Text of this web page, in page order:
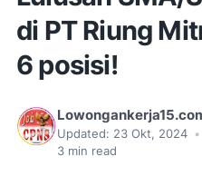
di PT Riung
6 posisi!
Updated: 23 Okt, 2024 •
3 min read